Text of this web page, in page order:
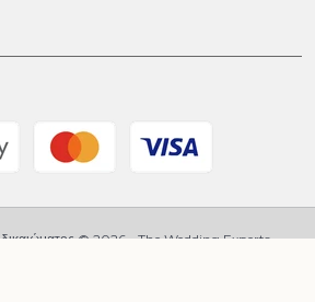
δικαιώματος © 2026 - The Wedding Experts